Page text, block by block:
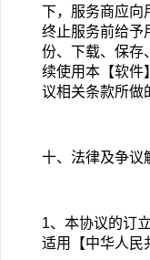
下，服务商应向
终止服务前给予
份、下载、保存
续使用本【软件
议相关条款所做
十、法律及争议
1、本协议的订
适用【中华人民